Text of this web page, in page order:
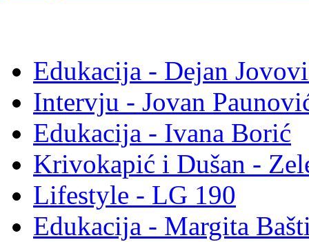
Edukacija - Dejan
Intervju - Jovan
Edukacija - Ivana Borić
Krivokapić i Dušan -
Lifestyle - LG 190
Edukacija - Margita